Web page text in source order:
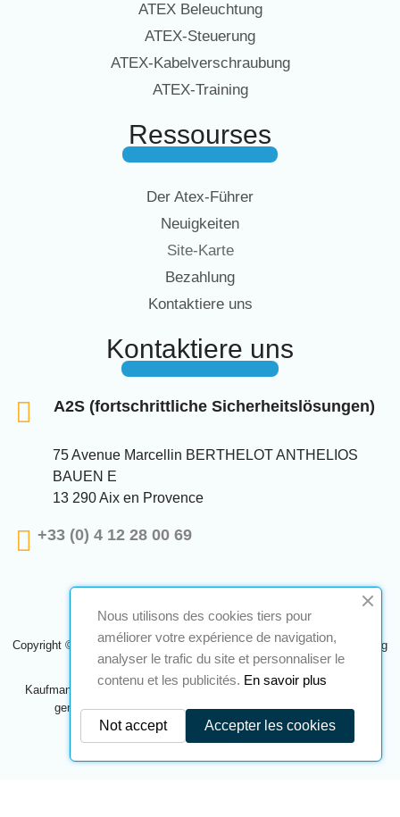
ATEX Beleuchtung
ATEX-Steuerung
ATEX-Kabelverschraubung
ATEX-Training
Ressourses
Der Atex-Führer
Neuigkeiten
Site-Karte
Bezahlung
Kontaktiere uns
Kontaktiere uns
A2S (fortschrittliche Sicherheitslösungen)
75 Avenue Marcellin BERTHELOT ANTHELIOS
BAUEN E
13 290 Aix en Provence
+33 (0) 4 12 28 00 69
Copyright © 2024 A2S ATEX. Alle Rechte vorbehalten. Eine Realisierung
Navilog
Kaufmann, der von der offensichtlichen Meinung des Unternehmens
genehmigt wurde,Klicken Sie hier, um es zu überprüfen.
Nous utilisons des cookies tiers pour
améliorer votre expérience de navigation,
analyser le trafic du site et personnaliser le
contenu et les publicités. En savoir plus
Accepter les cookies
Not accept